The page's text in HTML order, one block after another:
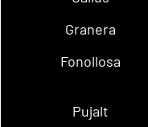
Granera
Fonollosa
Pujalt